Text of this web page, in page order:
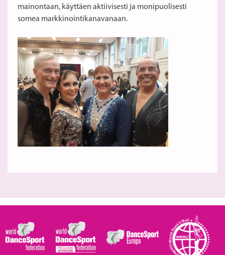
mainontaan, käyttäen aktiivisesti ja monipuolisesti
somea markkinointikanavanaan.